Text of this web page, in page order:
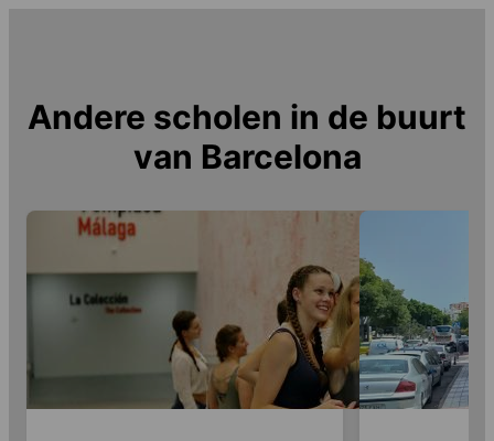
Andere scholen in de buurt
van Barcelona